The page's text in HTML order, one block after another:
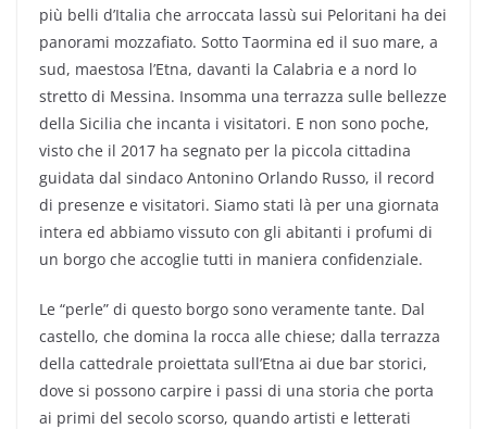
più belli d’Italia che arroccata lassù sui Peloritani ha dei
panorami mozzafiato. Sotto Taormina ed il suo mare, a
sud, maestosa l’Etna, davanti la Calabria e a nord lo
stretto di Messina. Insomma una terrazza sulle bellezze
della Sicilia che incanta i visitatori. E non sono poche,
visto che il 2017 ha segnato per la piccola cittadina
guidata dal sindaco Antonino Orlando Russo, il record
di presenze e visitatori. Siamo stati là per una giornata
intera ed abbiamo vissuto con gli abitanti i profumi di
un borgo che accoglie tutti in maniera confidenziale.
Le “perle” di questo borgo sono veramente tante. Dal
castello, che domina la rocca alle chiese; dalla terrazza
della cattedrale proiettata sull’Etna ai due bar storici,
dove si possono carpire i passi di una storia che porta
ai primi del secolo scorso, quando artisti e letterati